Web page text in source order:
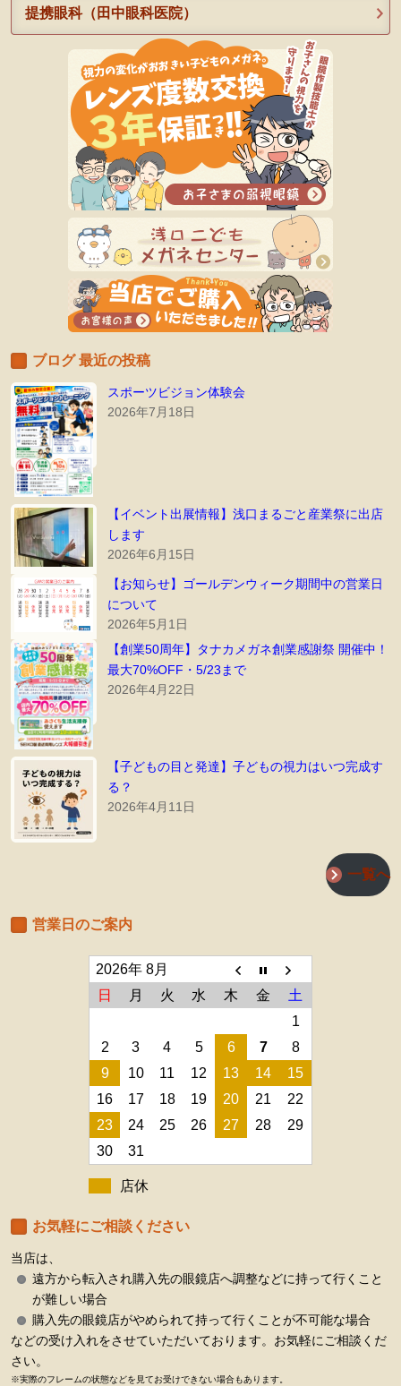
提携眼科（田中眼科医院）
ブログ 最近の投稿
スポーツビジョン体験会
2026年7月18日
【イベント出展情報】浅口まるごと産業祭に出店
します
2026年6月15日
【お知らせ】ゴールデンウィーク期間中の営業日
について
2026年5月1日
【創業50周年】タナカメガネ創業感謝祭 開催中！
最大70%OFF・5/23まで
2026年4月22日
【子どもの目と発達】子どもの視力はいつ完成す
る？
2026年4月11日
一覧へ
営業日のご案内
2026年 8月
日
月 火 水 木 金
土
1
2
3 4 5 6 7
8
9
10 11 12 13 14
15
16
17 18 19 20 21
22
23
24 25 26 27 28
29
30
31
店休
お気軽にご相談ください
当店は、
遠方から転入され購入先の眼鏡店へ調整などに持って行くこと
が難しい場合
購入先の眼鏡店がやめられて持って行くことが不可能な場合
などの受け入れをさせていただいております。お気軽にご相談くだ
さい。
※実際のフレームの状態などを見てお受けできない場合もあります。